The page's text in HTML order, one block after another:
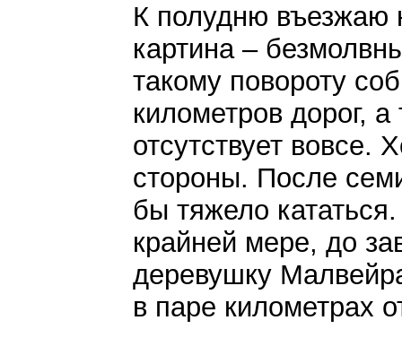
К полудню въезжаю
картина –
такому повороту
километров дорог,
отсутствует вовсе.
стороны. После
бы тяжело
крайней мере, до
деревушку
в паре километрах